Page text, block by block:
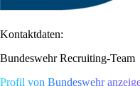
Kontaktdaten:
Bundeswehr Recruiting-Team
Profil von Bundeswehr